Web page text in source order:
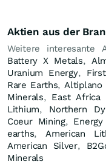
Aktien aus der
Weitere interesante
Battery X Metals,
Uranium Energy,
Rare Earths,Altiplano
Minerals, East Africa
Lithium, Northern
Coeur Mining,
earths,American
American Silver,
Minerals